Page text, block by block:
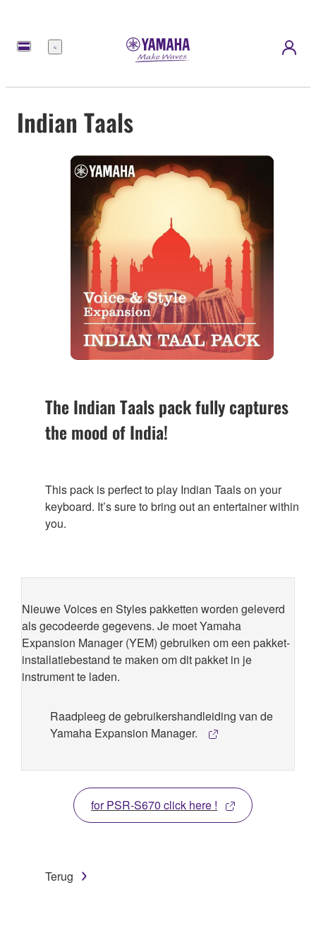
Menu
Indian Taals
The Indian Taals pack fully captures
the mood of India!
This pack is perfect to play Indian Taals on your
keyboard. It’s sure to bring out an entertainer within
you.
Nieuwe Voices en Styles pakketten worden geleverd
als gecodeerde gegevens. Je moet Yamaha
Expansion Manager (YEM) gebruiken om een pakket-
installatiebestand te maken om dit pakket in je
instrument te laden.
Raadpleeg de gebruikershandleiding van de
Yamaha Expansion Manager.
for PSR-S670 click here !
Terug